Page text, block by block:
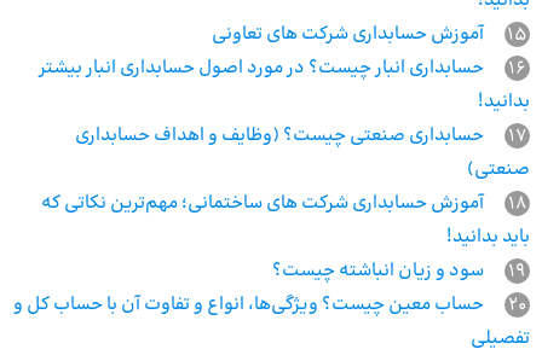
15
آموزش حسابداری شرکت های تعاونی
16
حسابداری انبار چیست؟ در مورد اصول حسابداری انبار بیشتر
بدانید!
17
حسابداری صنعتی چیست؟ (وظایف و اهداف حسابداری
صنعتی)
18
آموزش حسابداری شرکت های ساختمانی؛ مهم‌ترین نکاتی که
باید بدانید!
19
سود و زیان انباشته چیست؟
20
حساب معین چیست؟ ویژگی‌ها، انواع و تفاوت آن با حساب کل و
تفصیلی